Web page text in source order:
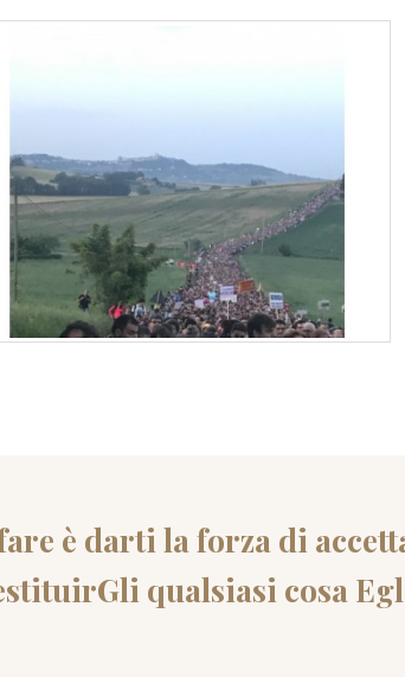
è darti la forza di
qualsiasi cosa